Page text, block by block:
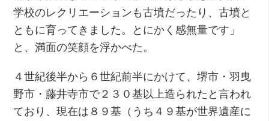
学校のレクリエーションも古墳だったり、古墳と
ともに育ってきました。とにかく感無量です」
と、満面の笑顔を浮かべた。
４世紀後半から６世紀前半にかけて、堺市・羽曳
野市・藤井寺市で２３０基以上造られたと言われ
ており、現在は８９基（うち４９基が世界遺産に